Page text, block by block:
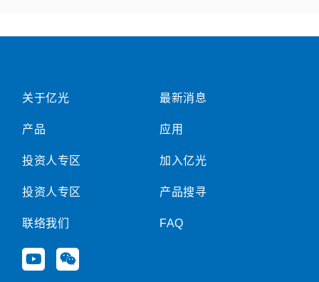
关于亿光
产品
投资人专区
投资人专区
联络我们
Y
o
W
e
最新消息
应用
加入亿光
产品搜寻
FAQ